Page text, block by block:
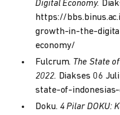
Digital Economy.
https://
growth-in-the-
economy/
Fulcrum. The State
2022. Diakses 06
state-of-
Doku. 4 Pilar DOKU: